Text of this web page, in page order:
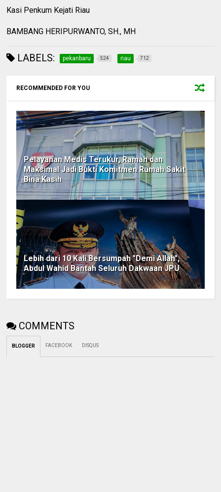
Kasi Penkum Kejati Riau
BAMBANG HERIPURWANTO, SH., MH
LABELS: pekanbaru 524 riau 712
RECOMMENDED FOR YOU
Pelayanan Medis Terukur, Ramah dan
Maksimal Jadi Bukti Komitmen Rumah Sakit
Bina Kasih
Lebih dari 10 Kali Bersumpah "Demi Allah",
Abdul Wahid Bantah Seluruh Dakwaan JPU
COMMENTS
BLOGGER FACEBOOK DISQUS